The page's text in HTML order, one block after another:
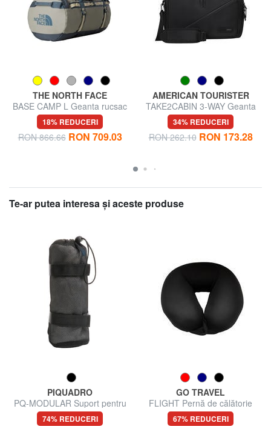
THE NORTH FACE
BASE CAMP L Geanta rucsac
18% REDUCERI
RON 866.66 RON 709.03
AMERICAN TOURISTER
TAKE2CABIN 3-WAY Geanta
rucsac sub scaun ok Ryanair
34% REDUCERI
RON 262.10 RON 173.28
Te-ar putea interesa şi aceste produse
PIQUADRO
PQ-MODULAR Suport pentru
sticle de apă
74% REDUCERI
GO TRAVEL
FLIGHT Pernă de călătorie
67% REDUCERI